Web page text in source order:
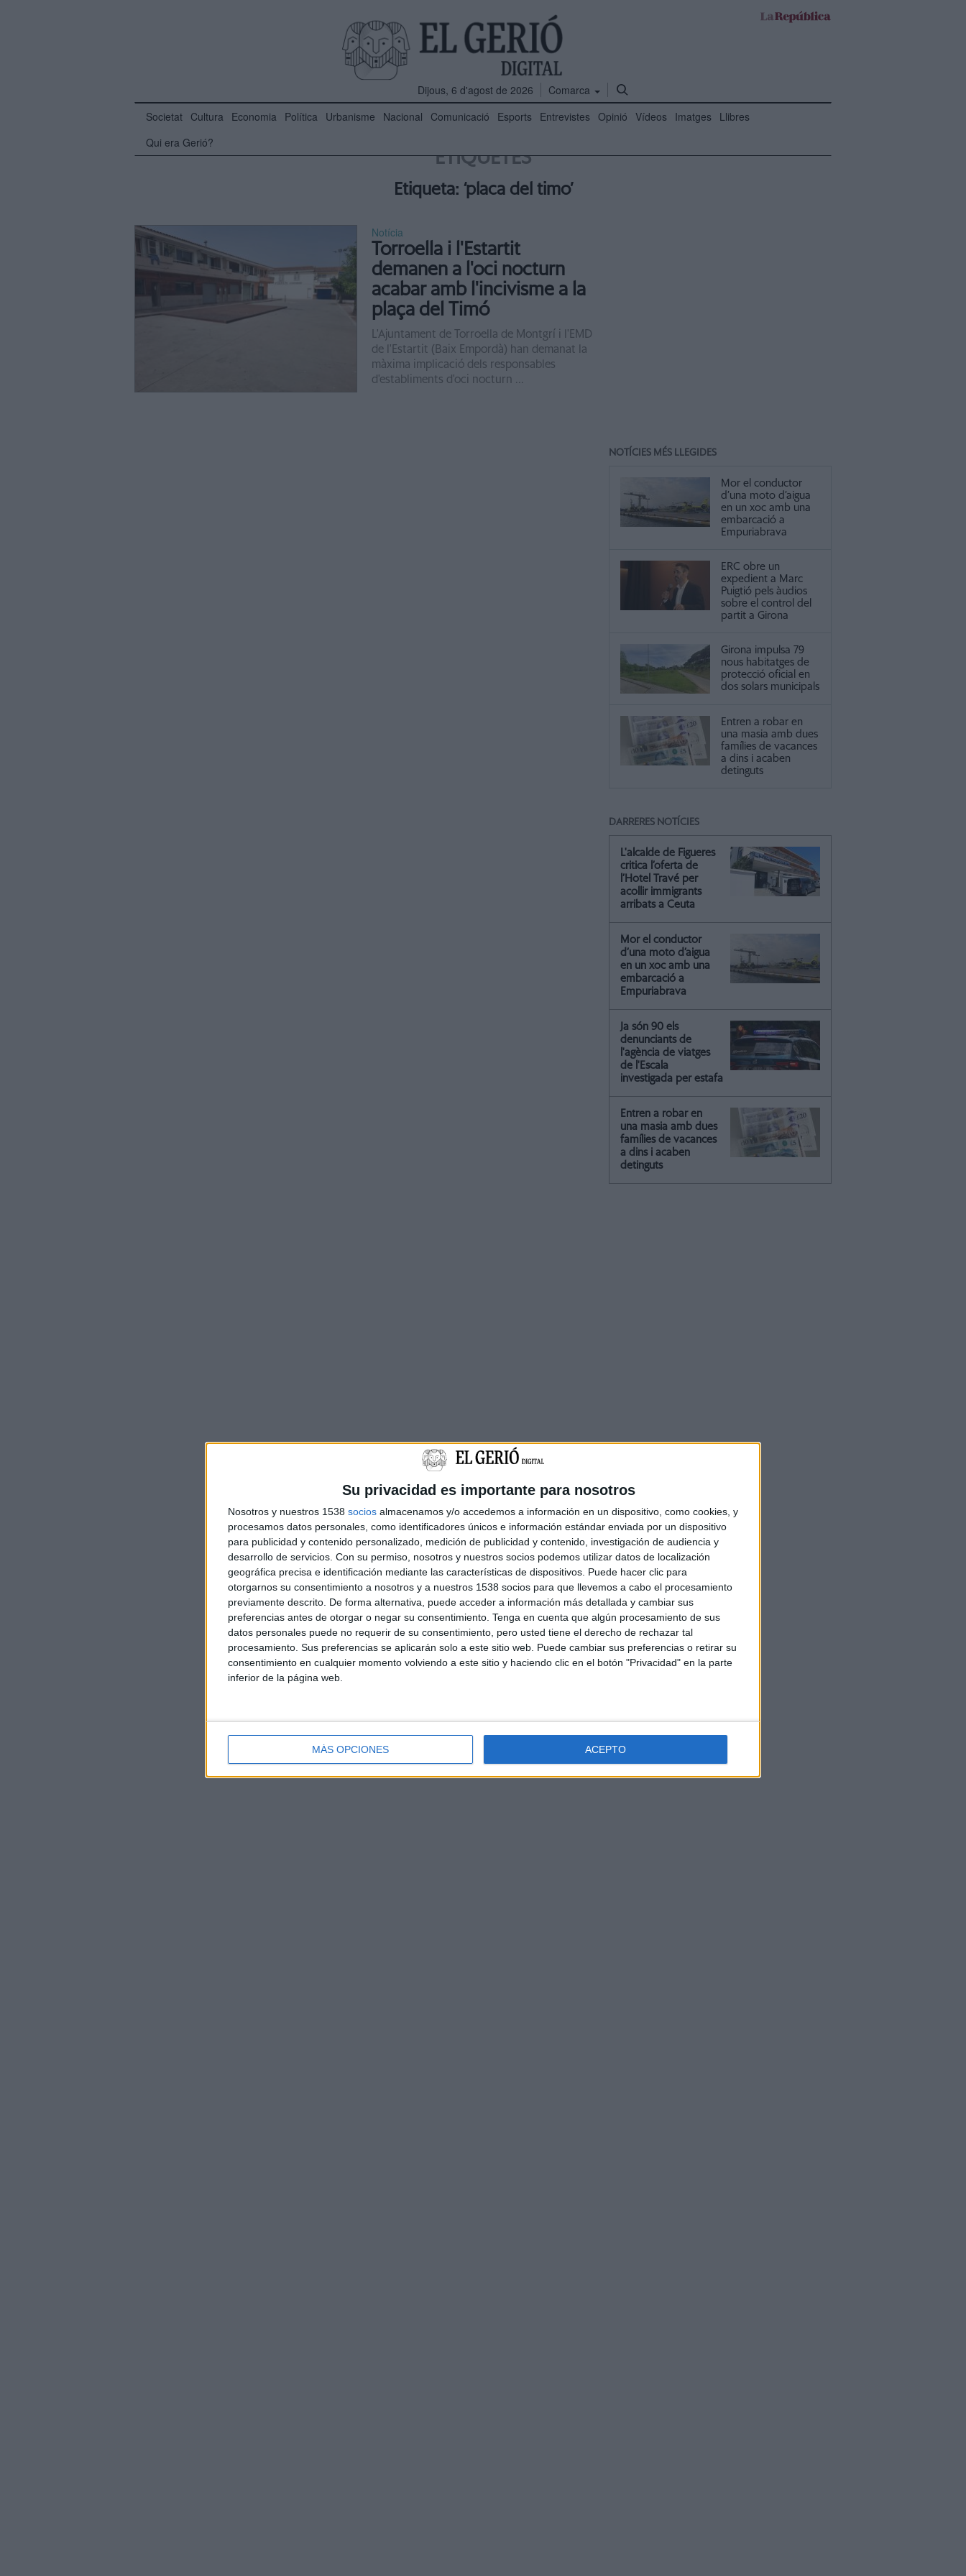
Su privacidad es importante para nosotros
Nosotros y nuestros 1538 socios almacenamos y/o accedemos a información en un dispositivo, como cookies, y
procesamos datos personales, como identificadores únicos e información estándar enviada por un dispositivo
para publicidad y contenido personalizado, medición de publicidad y contenido, investigación de audiencia y
desarrollo de servicios. Con su permiso, nosotros y nuestros socios podemos utilizar datos de localización
geográfica precisa e identificación mediante las características de dispositivos. Puede hacer clic para
otorgarnos su consentimiento a nosotros y a nuestros 1538 socios para que llevemos a cabo el procesamiento
previamente descrito. De forma alternativa, puede acceder a información más detallada y cambiar sus
preferencias antes de otorgar o negar su consentimiento. Tenga en cuenta que algún procesamiento de sus
datos personales puede no requerir de su consentimiento, pero usted tiene el derecho de rechazar tal
procesamiento. Sus preferencias se aplicarán solo a este sitio web. Puede cambiar sus preferencias o retirar su
consentimiento en cualquier momento volviendo a este sitio y haciendo clic en el botón "Privacidad" en la parte
inferior de la página web.
MÁS OPCIONES ACEPTO
Dijous, 6 d'agost de 2026
Comarca
Societat Cultura Economia Política Urbanisme Nacional Comunicació Esports Entrevistes Opinió Vídeos Imatges Llibres
Qui era Gerió?
ETIQUETES
Etiqueta: ‘placa del timo’
Notícia
Torroella i l'Estartit
demanen a l'oci nocturn
acabar amb l'incivisme a la
plaça del Timó
L'Ajuntament de Torroella de Montgrí i l'EMD
de l'Estartit (Baix Empordà) han demanat la
màxima implicació dels responsables
d'establiments d'oci nocturn ...
NOTÍCIES MÉS LLEGIDES
Mor el conductor
d’una moto d’aigua
en un xoc amb una
embarcació a
Empuriabrava
ERC obre un
expedient a Marc
Puigtió pels àudios
sobre el control del
partit a Girona
Girona impulsa 79
nous habitatges de
protecció oficial en
dos solars municipals
Entren a robar en
una masia amb dues
famílies de vacances
a dins i acaben
detinguts
DARRERES NOTÍCIES
L'alcalde de Figueres
critica l’oferta de
l’Hotel Travé per
acollir immigrants
arribats a Ceuta
Mor el conductor
d’una moto d’aigua
en un xoc amb una
embarcació a
Empuriabrava
Ja són 90 els
denunciants de
l'agència de viatges
de l'Escala
investigada per estafa
Entren a robar en
una masia amb dues
famílies de vacances
a dins i acaben
detinguts